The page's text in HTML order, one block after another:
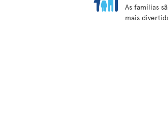
As famílias
mais